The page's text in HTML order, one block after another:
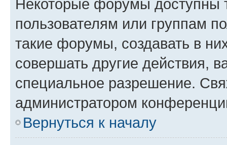
Некоторые форумы доступны
пользователям или группам
такие форумы, создавать в
совершать другие действия,
специальное разрешение.
администратором
Вернуться к началу